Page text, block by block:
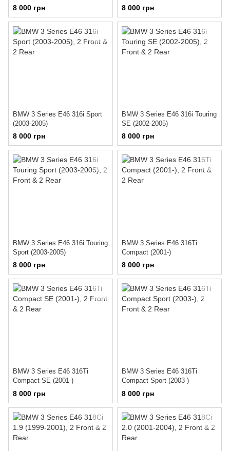
8 000 грн 8 000 грн
BMW 3 Series E46 316i Sport
(2003-2005)
8 000 грн
BMW 3 Series E46 316i Touring
SE (2002-2005)
8 000 грн
BMW 3 Series E46 316i Touring
Sport (2003-2005)
8 000 грн
BMW 3 Series E46 316Ti
Compact (2001-)
8 000 грн
BMW 3 Series E46 316Ti
Compact SE (2001-)
8 000 грн
BMW 3 Series E46 316Ti
Compact Sport (2003-)
8 000 грн